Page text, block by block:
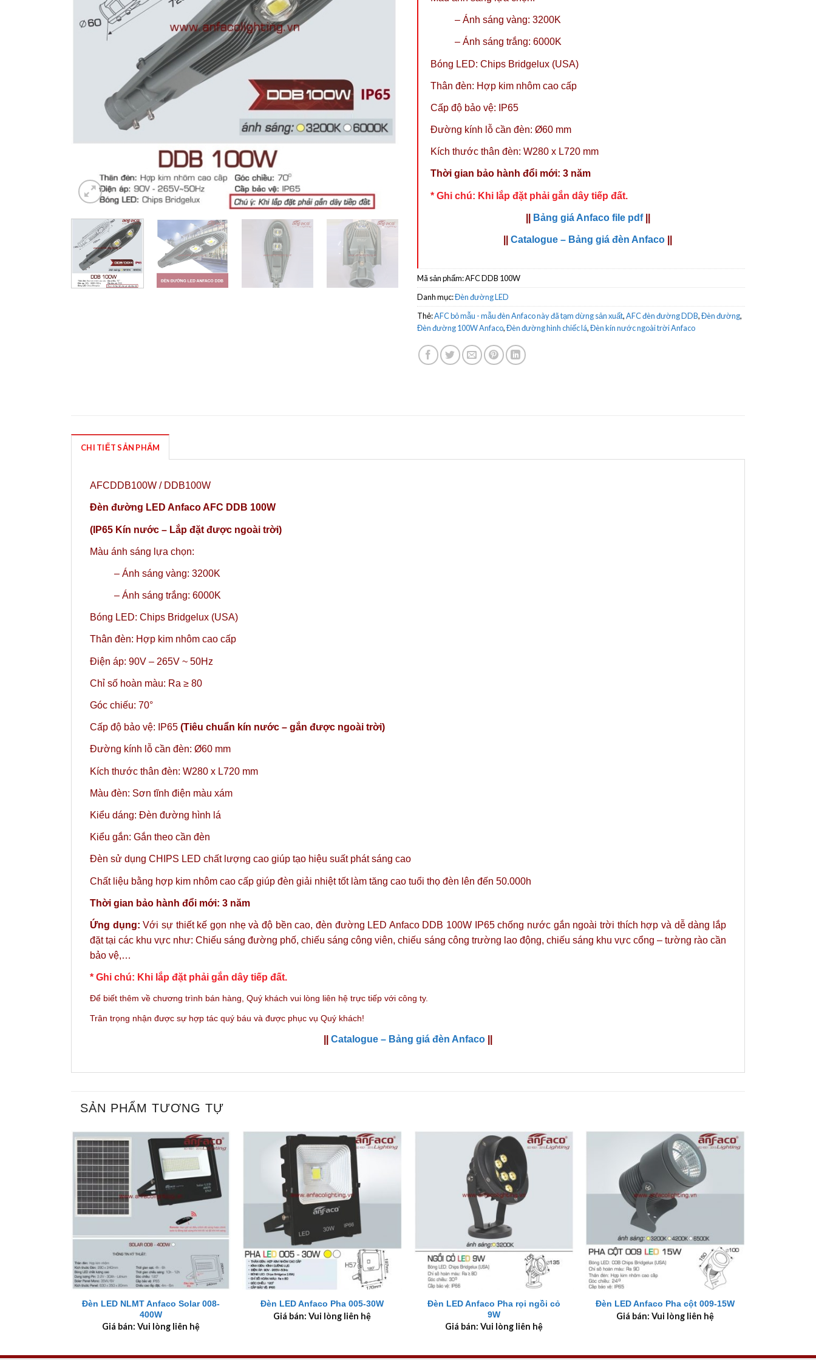
– Ánh sáng vàng: 3200K
– Ánh sáng trắng: 6000K
Bóng LED: Chips Bridgelux (USA)
Thân đèn: Hợp kim nhôm cao cấp
Cấp độ bảo vệ: IP65
Đường kính lỗ cần đèn: Ø60 mm
Kích thước thân đèn: W280 x L720 mm
Thời gian bảo hành đổi mới: 3 năm
* Ghi chú: Khi lắp đặt phải gắn dây tiếp đất.
Bảng giá Anfaco file pdf
Catalogue – Bảng giá đèn Anfaco
Mã sản phẩm:AFC DDB 100W
Danh mục:Đèn đường LED
Thẻ:AFC bỏ mẫu - mẫu đèn Anfaco này đã tạm dừng sản xuất,AFC đèn đường DDB,Đèn đường,
Đèn đường 100W Anfaco,Đèn đường hình chiếc lá,Đèn kín nước ngoài trời Anfaco
CHI TIẾT SẢN PHẨM
AFCDDB100W / DDB100W
Đèn đường LED Anfaco AFC DDB 100W
(IP65 Kín nước – Lắp đặt được ngoài trời)
Màu ánh sáng lựa chọn:
– Ánh sáng vàng: 3200K
– Ánh sáng trắng: 6000K
Bóng LED: Chips Bridgelux (USA)
Thân đèn: Hợp kim nhôm cao cấp
Điện áp: 90V – 265V ~ 50Hz
Chỉ số hoàn màu: Ra ≥ 80
Góc chiếu: 70°
Cấp độ bảo vệ: IP65 (Tiêu chuẩn kín nước – gắn được ngoài trời)
Đường kính lỗ cần đèn: Ø60 mm
Kích thước thân đèn: W280 x L720 mm
Màu đèn: Sơn tĩnh điện màu xám
Kiểu dáng: Đèn đường hình lá
Kiểu gắn: Gắn theo cần đèn
Đèn sử dụng CHIPS LED chất lượng cao giúp tạo hiệu suất phát sáng cao
Chất liệu bằng hợp kim nhôm cao cấp giúp đèn giải nhiệt tốt làm tăng cao tuổi thọ đèn lên đến 50.000h
Thời gian bảo hành đổi mới: 3 năm
Ứng dụng:Với sự thiết kế gọn nhẹ và độ bền cao, đèn đường LED Anfaco DDB 100W IP65 chống nước gắn ngoài trời thích hợp và dễ dàng lắp
đặt tại các khu vực như: Chiếu sáng đường phố, chiếu sáng công viên, chiếu sáng công trường lao động, chiếu sáng khu vực cổng – tường rào cần
bảo vệ,…
* Ghi chú: Khi lắp đặt phải gắn dây tiếp đất.
Để biết thêm về chương trình bán hàng, Quý khách vui lòng liên hệ trực tiếp với công ty.
Trân trọng nhận được sự hợp tác quý báu và được phục vụ Quý khách!
Catalogue – Bảng giá đèn Anfaco
SẢN PHẨM TƯƠNG TỰ
+
Đèn LED NLMT Anfaco Solar 008-
400W
Giá bán: Vui lòng liên hệ
+
Đèn LED Anfaco Pha 005-30W
Giá bán: Vui lòng liên hệ
+
Đèn LED Anfaco Pha rọi ngồi cỏ
9W
Giá bán: Vui lòng liên hệ
+
Đèn LED Anfaco Pha cột 009-15W
Giá bán: Vui lòng liên hệ